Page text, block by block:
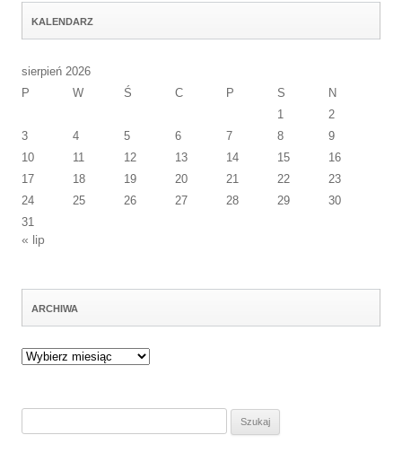
KALENDARZ
sierpień 2026
P
W Ś C P S
N
1
2
3
4 5 6 7 8
9
10
11 12 13 14 15
16
17
18 19 20 21 22
23
24
25 26 27 28 29
30
31
« lip
ARCHIWA
Archiwa